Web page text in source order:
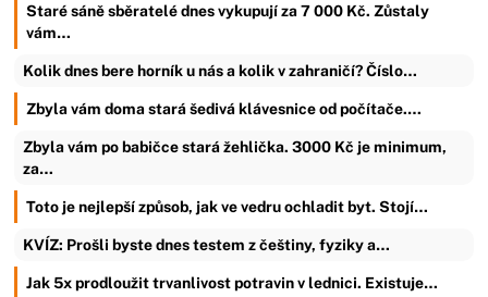
Staré sáně sběratelé dnes vykupují za 7 000 Kč. Zůstaly
vám…
Kolik dnes bere horník u nás a kolik v zahraničí? Číslo…
Zbyla vám doma stará šedivá klávesnice od počítače.…
Zbyla vám po babičce stará žehlička. 3000 Kč je minimum,
za…
Toto je nejlepší způsob, jak ve vedru ochladit byt. Stojí…
KVÍZ: Prošli byste dnes testem z češtiny, fyziky a…
Jak 5x prodloužit trvanlivost potravin v lednici. Existuje…